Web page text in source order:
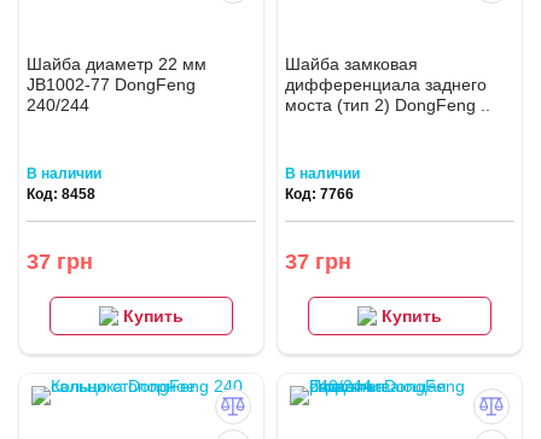
Шайба диаметр 22 мм
JB1002-77 DongFeng
240/244
В наличии
Код: 8458
37 грн
Купить
Шайба замковая
дифференциала заднего
моста (тип 2) DongFeng ..
В наличии
Код: 7766
37 грн
Купить